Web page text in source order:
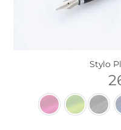
Stylo